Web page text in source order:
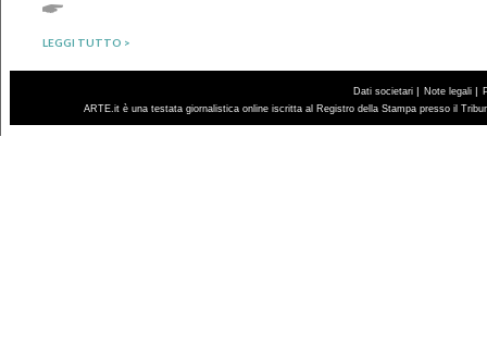
LEGGI TUTTO >
Dati societari | Note legali |
ARTE.it è una testata giornalistica online iscritta al Registro della Stampa presso il